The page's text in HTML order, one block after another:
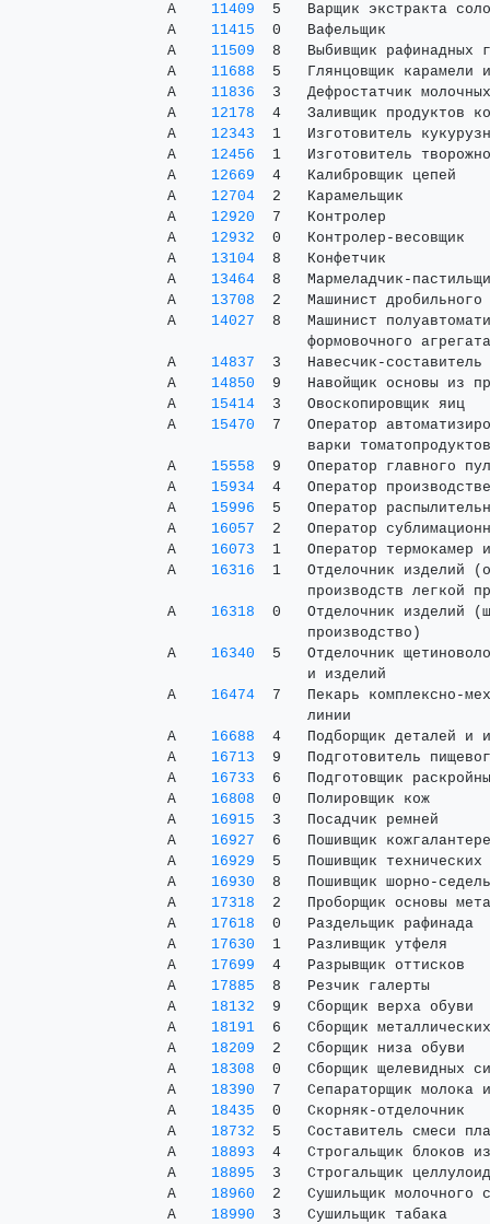
А 11409
5   Варщик экстракта
А 11415
0   Вафельщик
А 11509
8   Выбивщик рафинадных
А 11688
5   Глянцовщик карамели
А 11836
3   Дефростатчик
А 12178
4   Заливщик продуктов
А 12343
1   Изготовитель
А 12456
1   Изготовитель
А 12669
4   Калибровщик цепей
А 12704
2   Карамельщик
А 12920
7   Контролер
А 12932
0   Контролер-весовщик
А 13104
8   Конфетчик
А 13464
8   Мармеладчик-
А 13708
2   Машинист
А 14027
8   Машинист
                 формовочного агрегата
А 14837
3   Навесчик-
А 14850
9   Навойщик основы из
А 15414
3   Овоскопировщик яиц
А 15470
7   Оператор
                 варки томатопродуктов
А 15558
9   Оператор главного
А 15934
4   Оператор
А 15996
5   Оператор
А 16057
2   Оператор
А 16073
1   Оператор термокамер
А 16316
1   Отделочник изделий
производств легкой
А 16318
0   Отделочник изделий
                 производство)
А 16340
5   Отделочник
                 и изделий
А 16474
7   Пекарь комплексно-
                 линии
А 16688
4   Подборщик деталей и
А 16713
9   Подготовитель
А 16733
6   Подготовщик
А 16808
0   Полировщик кож
А 16915
3   Посадчик ремней
А 16927
6   Пошивщик
А 16929
5   Пошивщик
А 16930
8   Пошивщик шорно-
А 17318
2   Проборщик основы
А 17618
0   Раздельщик рафинада
А 17630
1   Разливщик утфеля
А 17699
4   Разрывщик оттисков
А 17885
8   Резчик галерты
А 18132
9   Сборщик верха обуви
А 18191
6   Сборщик
А 18209
2   Сборщик низа обуви
А 18308
0   Сборщик щелевидных
А 18390
7   Сепараторщик молока
А 18435
0   Скорняк-отделочник
А 18732
5   Составитель смеси
А 18893
4   Строгальщик блоков
А 18895
3   Строгальщик
А 18960
2   Сушильщик молочного
А 18990
3   Сушильщик табака